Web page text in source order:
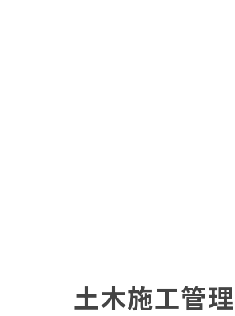
土木施工管